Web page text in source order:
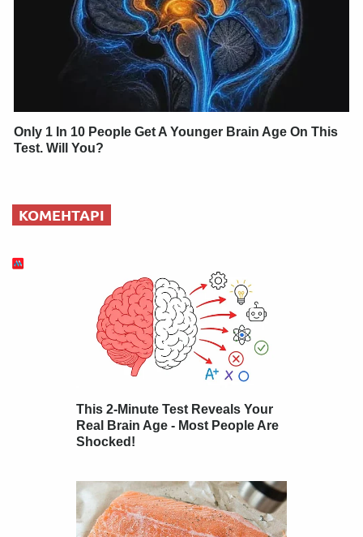
Only 1 In 10 People Get A Younger Brain Age On This
Test. Will You?
КОМЕНТАРІ